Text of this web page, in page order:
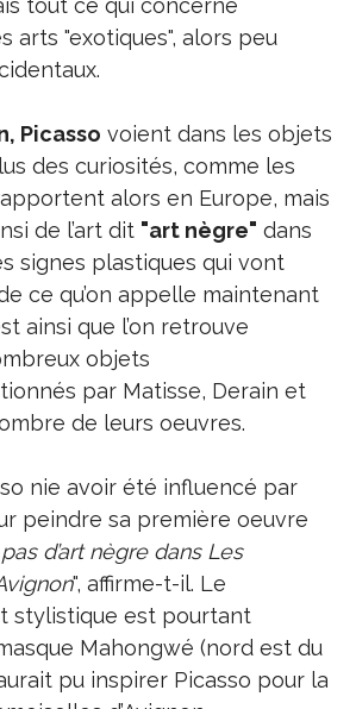
tout ce qui concerne
arts "exotiques", alors peu
Picasso voient dans les objets
des curiosités, comme les
alors en Europe, mais
de l’art dit "art nègre" dans
signes plastiques qui vont
ce qu’on appelle maintenant
ainsi que l’on retrouve
objets
par Matisse, Derain et
de leurs oeuvres.
nie avoir été influencé par
peindre sa première oeuvre
pas d’art nègre dans Les
", affirme-t-il. Le
stylistique est pourtant
Mahongwé (nord est du
pu inspirer Picasso pour la